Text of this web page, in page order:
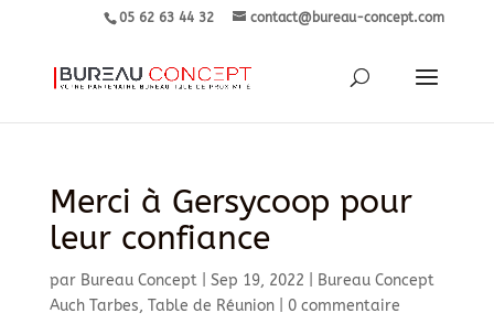
05 62 63 44 32 contact@bureau-concept.com
Merci à Gersycoop pour
leur confiance
par Bureau Concept| Sep 19, 2022
Bureau Concept
Auch Tarbes, Table de Réunion| 0 commentaire